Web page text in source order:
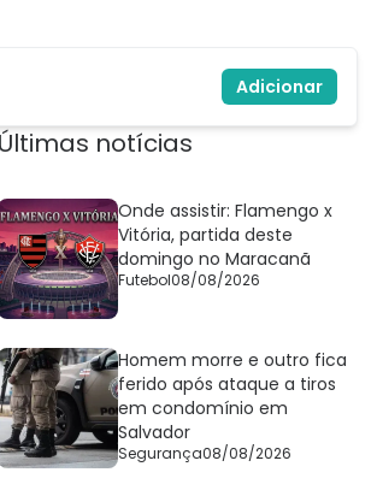
Adicionar
Últimas notícias
Onde assistir: Flamengo x
Vitória, partida deste
domingo no Maracanã
Futebol08/08/2026
Homem morre e outro fica
ferido após ataque a tiros
em condomínio em
Salvador
Segurança08/08/2026